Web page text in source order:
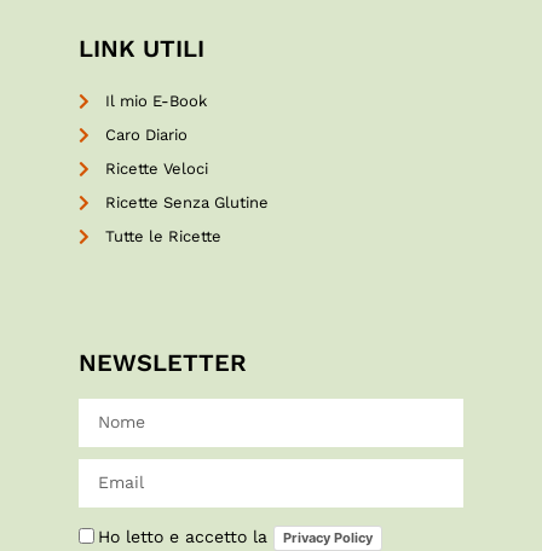
LINK UTILI
Il mio E-Book
Caro Diario
Ricette Veloci
Ricette Senza Glutine
Tutte le Ricette
NEWSLETTER
Ho letto e accetto la Privacy Policy